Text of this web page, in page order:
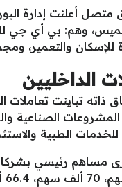
وهم: بي أي جي
للإسكان والتعمير،
الداخليين
ذاته تباينت تعاملات
الصناعية
عدد 500 ألف سهم، 1500 سهم، 100 ألف سهم، 30 مليون سهم،